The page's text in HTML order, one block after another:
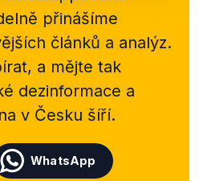
přinášíme
článků a analýz.
a mějte tak
dezinformace a
v Česku šíří.
WhatsApp